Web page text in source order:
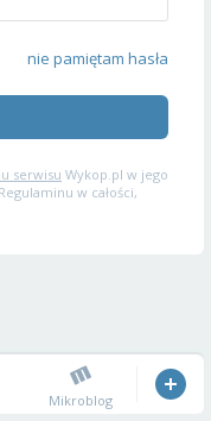
nie pamiętam hasła
serwisu Wykop.pl w jego
w całości,
Mikroblog